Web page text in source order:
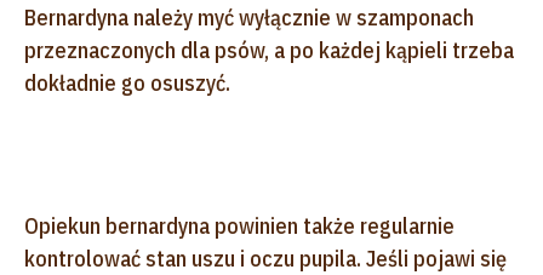
Bernardyna należy myć wyłącznie w szamponach
przeznaczonych dla psów, a po każdej kąpieli trzeba
dokładnie go osuszyć.
Opiekun bernardyna powinien także regularnie
kontrolować stan uszu i oczu pupila. Jeśli pojawi się